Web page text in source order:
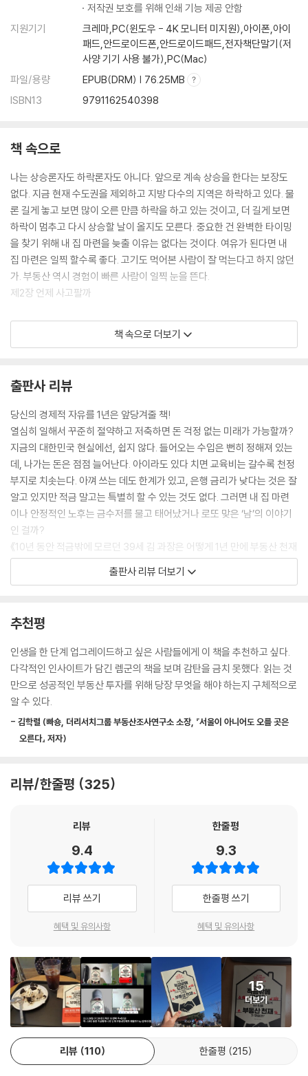
미분양, 청약경쟁률, 경매 낙찰가율을 체크하자
미분양 정보로 투자 타이밍 잡는 법 | 청약경쟁률로 타이밍 잡는 법 | 경매
낙찰가율로 타이밍 잡는 법
제3장 어디를 사야 할까 1 (신도시)
기준이 있으면 흔들리지 않는다
종목별 투자 핵심 키워드 | 종목과 상관없이 무조건 알아야 하는 투자의 기
신도시 투자
신도시를 이해하는 두 가지 포인트 | 신도시의 형성 과정 | 신도시의 가격
변화 | 신도시 투자 최대의 적, 편견 | 신도시 투자 성공에 필수적인 네 가지
기준
제4장 어디를 사야 할까 2 (구도심)
구도심 투자는 어떻게 할 것인가
구도심 투자에 성공하기 위해서는
수적인 다섯 가지 기준
제5장 실전! 투자 성공을 위한 지역 분석
초보자도 할 수 있는 셀프 지역 분석법
지방 소도시 지역 분석법(인구 30만 이하) | 광역시 이상 지역 분석법(인
구 100만 이상) |
손품으로 입지 변화 살피는 법
우리 동네 시세지도 만드는 법
단독주택으로 대지 평당가 이해하기 | 다가구로 신축 건물의 수익성 알아
보기 | 상가로 월세 수익 이해하기 | 아파트 알짜 팁, 저평가된 평형 찾기
제6장 내게 꼭 맞는 투자 물건 찾기
인구의 법칙 | 지역의 흐름과 평형의 흐름
분양권 시세 검증법
사례1: 용인 수지구 풍덕천동 e편한세상수지 | 사례2: 안양 만안구 안양동
메가트리아
거래량으로 투자 지역 선정하기
거래량 데이터는 어디서 확인할 수 있나? | 거래량 데이터에서 알아야 할
월세 수익률 높은 아파트 찾기
임대사업자 대출
투자금이 적게 들어가는 아파트 찾기
매매수요로 전환될 가능성이 큰 아파트 찾기
에필로그 판도라의 상자를 발견하라
부록1 초보를 위한 부동산 투자 A to Z
부록2 부동산 빅데이터 활용 사례(zip4를 이용하라)
빅데이터 분석을 통한 부동산 투자의 이점 | 좋은 질문에서 좋은 답이 나온
다 | 전국 부동산 흐름을 읽는 법
저작권 보호를 위해 인쇄 기능 제공 안함
지원기기
크레마,PC(윈도우 - 4K 모니터 미지원),아이폰,아이
패드,안드로이드폰,안드로이드패드,전자책단말기(저
사양 기기 사용 불가),PC(Mac)
파일/용량
EPUB(DRM) | 76.25MB
ISBN13
9791162540398
책 속으로
나는 상승론자도 하락론자도 아니다. 앞으로 계속 상승을 한다는 보장도
없다. 지금 현재 수도권을 제외하고 지방 다수의 지역은 하락하고 있다. 물
론 길게 놓고 보면 많이 오른 만큼 하락을 하고 있는 것이고, 더 길게 보면
하락이 멈추고 다시 상승할 날이 올지도 모른다. 중요한 건 완벽한 타이밍
을 찾기 위해 내 집 마련을 늦출 이유는 없다는 것이다. 여유가 된다면 내
집 마련은 일찍 할수록 좋다. 고기도 먹어본 사람이 잘 먹는다고 하지 않던
가. 부동산 역시 경험이 빠른 사람이 일찍 눈을 뜬다.
제2장 언제 사고팔까
신도시에 대한 편견을 버리고 있는 그대로의 가치만 바라본다면 신도시는
성공 확률이 매우 높다. 신도시는 태생부터 귀족 출신이다. 잘될 수밖에 없
매우 좋고, 어떤 곳은 같은 신도시여도 상위권 신도시들의 실적에 훨씬 못
미치는 경우도 많다. (중략) 신도시에서도 등급이 있다. 나는 아주 간단하
게 네 가지의 기준을 적용한다.
- 첫째, 사업 규모가 어떠한가?
- 둘째, 신도시를 만드는 주체는 누구인가?
- 셋째, 인근 구도심의 좋은 입지와 근접성이 어떠한가?
- 넷째, 일자리가 함께 들어오는가?
제3장 어디를 사야 할까 1(신도시)
지역 분석하는 방법을 가르쳐주는 곳은 없다. 혹자는 그냥 발품을 열심히
팔면 된다고 말한다. 맞는 말이긴 하지만 넓은 지역을 두 발로 걸어 다니며
익히기엔 시간이 너무나 많이 걸리는 방법이다. 단순히 걸어 다닌다고 되
는 것도 아니고 말이다. 방법을 모르다 보니 지역 분석은 전문가들만 하는
큼 정말로 별것 없다고 느껴질 것이다. (중략) 지역을 분석하는 방법은 도
령이 났을 때와 담임 선생님으로 발령 났을 때 살펴봐야 할 내용은 많이 다
를 것이다. 지역 분석도 대상이 소도시인가 대도시인가에 따라 방법이 달
라진다.
제5장 실전! 투자 성공을 위한 지역 분석
다. 하지만 뛰어넘는 경우가 있다. 비슷한 수준의 입지가 붙어 있지 않고 떨
강북구가 오를 확률이 높지만 입지 수준이 비슷한 은평구와 강서구가 오를
격이 함께 움직이는 것이다. 강남 3구가 오르면 인접한 동작구, 강동구가
오를 확률도 있지만 성동구, 마포구, 용산구, 광진구, 나아가 과천, 분당이
오를 확률도 높다. 결국 입지 수준에 따른 밴드가 형성되는 것이다.
제6장 내게 꼭 맞는 투자 물건 찾기
나가는 게 아니다. 지역 입지라는 바운더리가 있다. 예를 들어 분당신도시
의 1군 입지에 속하는 수내동, 서현동의 중소형이 오르면 2군 입지인 정자
동, 구미동까지 퍼져나갈 확률이 매우 높다. 하지만 인근 용인이나 수원까
지 다 퍼진 다음 큰 평형으로 옮겨가는 것이 아니라 구미동의 중소형이 오
르고 다시 1군 입지인 분당 수내동, 서현동의 중형이 바로 오르는 형태를
보인다. 분당이라는 보이지 않는 입지 바운더리가 존재하는 것이다.
제6장 내게 꼭 맞는 투자 물건 찾기
책 속으로 더보기
출판사 리뷰
당신의 경제적 자유를 1년은 앞당겨줄 책!
열심히 일해서 꾸준히 절약하고 저축하면 돈 걱정 없는 미래가 가능할까?
지금의 대한민국 현실에선, 쉽지 않다. 들어오는 수입은 뻔히 정해져 있는
데, 나가는 돈은 점점 늘어난다. 아이라도 있다 치면 교육비는 갈수록 천정
부지로 치솟는다. 아껴 쓰는 데도 한계가 있고, 은행 금리가 낮다는 것은 잘
알고 있지만 적금 말고는 특별히 할 수 있는 것도 없다. 그러면 내 집 마련
이나 안정적인 노후는 금수저를 물고 태어났거나 로또 맞은 ‘남’의 이야기
인 걸까?
《10년 동안 적금밖에 모르던 39세 김 과장은 어떻게 1년 만에 부동산 천재
가 됐을까?》는 생계형 외벌이 노동자였던 저자가 부동산 투자를 통해 자
산을 100배로 불리고 경제적 자유를 누리게 된 과정과 그 투자전략을 담고
을 잘 활용하고 있으며, 누구든 부동산의 생태계 흐름과 태생을 잘 파악한
다면 이전과는 다른 삶을 만들 수 있다는 것이다. 그런 깨달음을 바탕으로
실제로 부동산 투자에 뛰어들어 7년간 쌓은 매매 타이밍, 지역분석법 등
혼재와 악재에도 흔들리지 않는 투자 노하우를 이 책에서 모두 만나볼 수
있다.
“렘군은 부동산계의 스티브 잡스다!”_빠숑
투자고수 렘군이 들려주는 ‘절대 실패하지 않는 부동산 투자의 A to Z’
까?’ 7년 전 결혼을 앞둔 저자 렘군이 했던 생각이다. 그동안 모든 돈을 다
쏟아붓고도 대출을 받아서야 1억 원짜리 전셋집에 입주하면서, 그리고 만
성을 인식했다. 대한민국에 산다면 그저 열심히 일하고 모으면서 사는 것
으로는 안정적인 생활을 할 수 없다는 사실을 몸으로 깨달았던 것이다.
‘내 집 하나 마련해보리라!’ 이 간절한 마음 하나로 저자는 직장에 다니면서
부동산 공부를 시작했다. 부동산 관련 인터넷카페 게시물을 몽땅 읽고, 부
동산 책이라는 책은 다 읽고, 관련 교육이 있으면 지방에 가서라도 닥치는
대로 찾아 들었다. 신용대출 5,000만 원을 만들어 실제로 투자에 뛰어 들
어서는 전국을 두 바퀴 돌 정도로 발품을 팔며 다녔다. 그렇게 5년이 지나
부동산 투자를 하기 이전보다 100배 이상 불어났다. 부동산 투자를 시작할
때만해도 그는 집 한 칸과 과장 승진을 기다리던 직장인 대리였으나 지금
은 꽉 막힌 조직에서 벗어나 9 to 6로 일하지 않고 경제적 자유를 누리는
삶을 살고 있다.
일찍 시작할수록 유리하다!
지금 당장 부동산 공부를 시작하라!
출판사 리뷰 더보기
추천평
인생을 한 단계 업그레이드하고 싶은 사람들에게 이 책을 추천하고 싶다.
다각적인 인사이트가 담긴 렘군의 책을 보며 감탄을 금치 못했다. 읽는 것
만으로 성공적인 부동산 투자를 위해 당장 무엇을 해야 하는지 구체적으로
알 수 있다.
- 김학렬 (빠숑, 더리서치그룹 부동산조사연구소 소장, 『서울이 아니어도 오를 곳은
오른다』 저자)
리뷰/한줄평 325
리뷰
9.4
리뷰 쓰기
혜택 및 유의사항
한줄평
9.3
한줄평 쓰기
혜택 및 유의사항
15
더보기
리뷰 110 한줄평 215